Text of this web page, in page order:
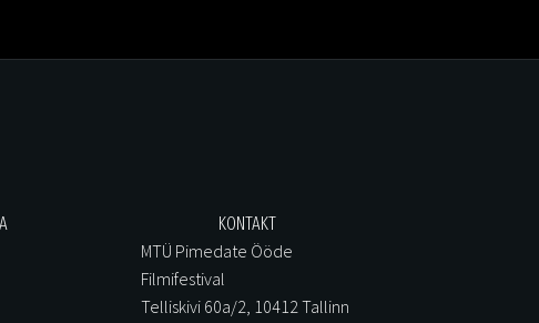
KONTAKT
MTÜ Pimedate Ööde
Filmifestival
Telliskivi 60a/2, 10412 Tallinn